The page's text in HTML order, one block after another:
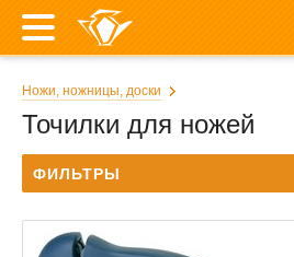
Ножи, ножницы, доски
Точилки для ножей
ФИЛЬТРЫ